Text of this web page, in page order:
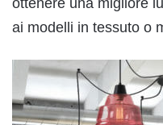
ai modelli in tessuto o